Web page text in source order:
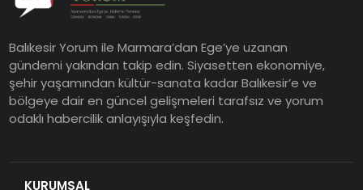
Balıkesir Yorum ile Marmara’dan Ege’ye uzanan
gündemi yakından takip edin. Siyasetten ekonomiye,
şehir yaşamından kültür-sanata kadar Balıkesir’e ve
bölgeye dair en güncel gelişmeleri tarafsız ve yorum
odaklı habercilik anlayışıyla keşfedin.
KURUMSAL